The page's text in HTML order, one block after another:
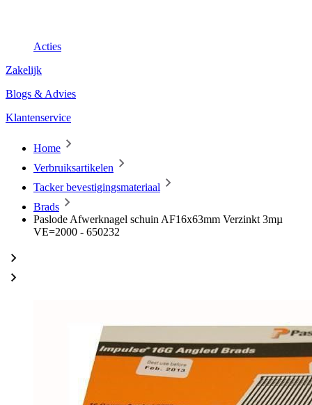
Acties
Zakelijk
Blogs & Advies
Klantenservice
Home
Verbruiksartikelen
Tacker bevestigingsmateriaal
Brads
Paslode Afwerknagel schuin AF16x63mm Verzinkt 3mµ
VE=2000 - 650232